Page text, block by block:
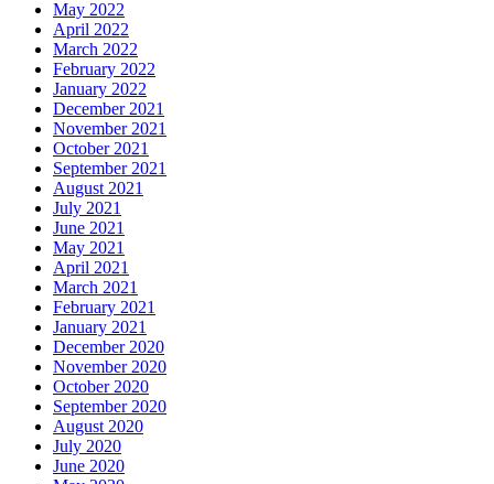
May 2022
April 2022
March 2022
February 2022
January 2022
December 2021
November 2021
October 2021
September 2021
August 2021
July 2021
June 2021
May 2021
April 2021
March 2021
February 2021
January 2021
December 2020
November 2020
October 2020
September 2020
August 2020
July 2020
June 2020